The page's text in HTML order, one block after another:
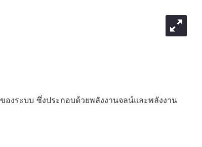
งระบบ ซึ่งประกอบด้วยพลังงานจลน์และพลังงาน